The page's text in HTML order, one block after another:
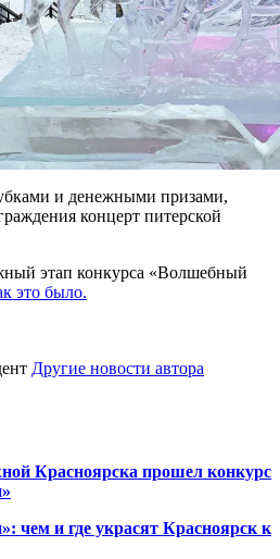
и денежными призами,
концерт питерской
этап конкурса «Волшебный
это было.
Другие новости автора
Красноярска прошел конкурс
чем и где украсят Красноярск к